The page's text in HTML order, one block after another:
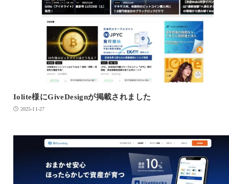
Iolite様にGiveDesignが掲載されました
2025-11-27